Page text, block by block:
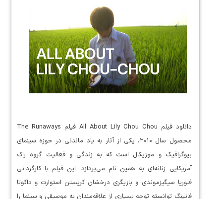
دانلود فیلم All About Lily Chou Chou فیلم The Runaways
محصول سال ۲۰۱۰، یکی از آثار به یاد ماندنی در حوزه سینمای
بیوگرافیک و موزیکال است که به زندگی و فعالیت گروه راک
آمریکایی زنانه‌ای به همین نام می‌پردازد. این فیلم با کارگردانی
فلوریا سیگیزموندی و بازیگری درخشان کریستن استوارت و داکوتا
فانینگ توانسته توجه بسیاری از علاقه‌مندان به موسیقی و سینما را